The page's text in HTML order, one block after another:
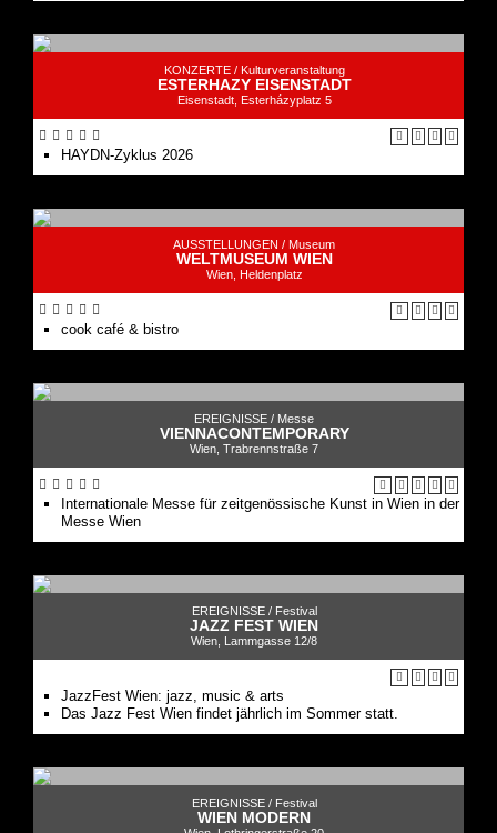
KONZERTE / Kulturveranstaltung
ESTERHAZY EISENSTADT
Eisenstadt, Esterházyplatz 5
HAYDN-Zyklus 2026
AUSSTELLUNGEN / Museum
WELTMUSEUM WIEN
Wien, Heldenplatz
cook café & bistro
EREIGNISSE / Messe
VIENNACONTEMPORARY
Wien, Trabrennstraße 7
Internationale Messe für zeitgenössische Kunst in Wien in der
Messe Wien
EREIGNISSE / Festival
JAZZ FEST WIEN
Wien, Lammgasse 12/8
JazzFest Wien: jazz, music & arts
Das Jazz Fest Wien findet jährlich im Sommer statt.
EREIGNISSE / Festival
WIEN MODERN